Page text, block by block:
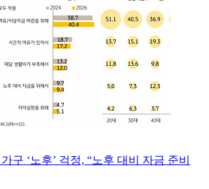
구 ‘노후’ 걱정, “노후 대비 자금 준비